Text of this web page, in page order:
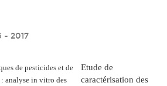
- 2017
de pesticides et de
analyse in vitro des
Etude de
caractérisation des